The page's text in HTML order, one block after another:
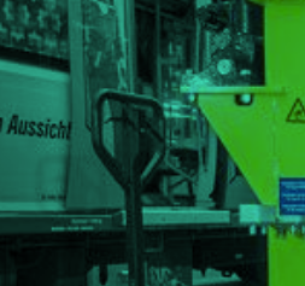
und leistungsstarker